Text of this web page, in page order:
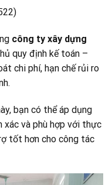
công ty xây dựng
quy định kế toán –
chi phí, hạn chế rủi ro
bạn có thể áp dụng
xác và phù hợp với thực
tốt hơn cho công tác